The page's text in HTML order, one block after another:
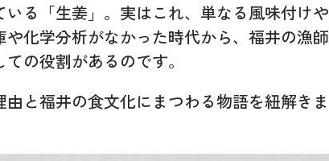
る「生姜」。実はこれ、単なる風味付けや
化学分析がなかった時代から、福井の漁師
の役割があるのです。
と福井の食文化にまつわる物語を紐解きま